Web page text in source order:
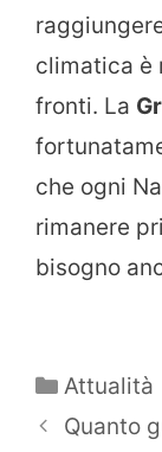
climatica è
fronti. La
che ogni
rimanere
bisogno
Categorie
Attualità
Quanto